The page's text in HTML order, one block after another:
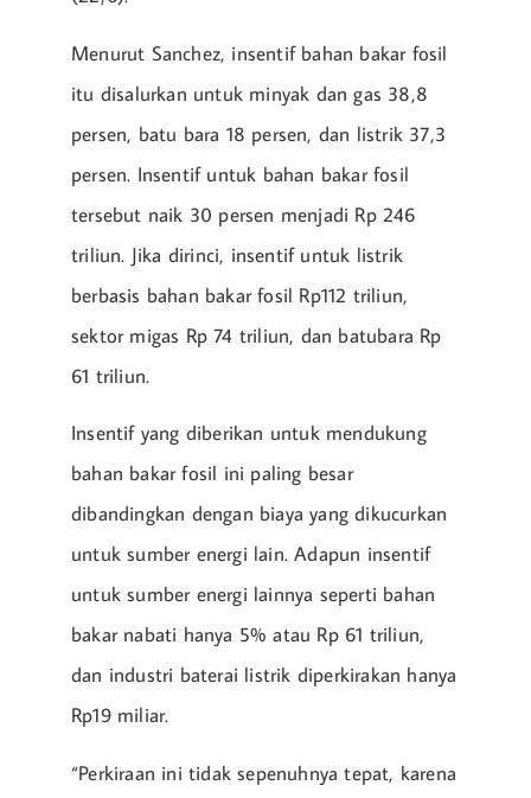
Menurut Sanchez, insentif bahan bakar fosil
itu disalurkan untuk minyak dan gas 38,8
persen, batu bara 18 persen, dan listrik 37,3
persen. Insentif untuk bahan bakar fosil
tersebut naik 30 persen menjadi Rp 246
triliun. Jika dirinci, insentif untuk listrik
berbasis bahan bakar fosil Rp112 triliun,
sektor migas Rp 74 triliun, dan batubara Rp
61 triliun.
Insentif yang diberikan untuk mendukung
bahan bakar fosil ini paling besar
dibandingkan dengan biaya yang dikucurkan
untuk sumber energi lain. Adapun insentif
untuk sumber energi lainnya seperti bahan
bakar nabati hanya 5% atau Rp 61 triliun,
dan industri baterai listrik diperkirakan hanya
Rp19 miliar.
“Perkiraan ini tidak sepenuhnya tepat, karena